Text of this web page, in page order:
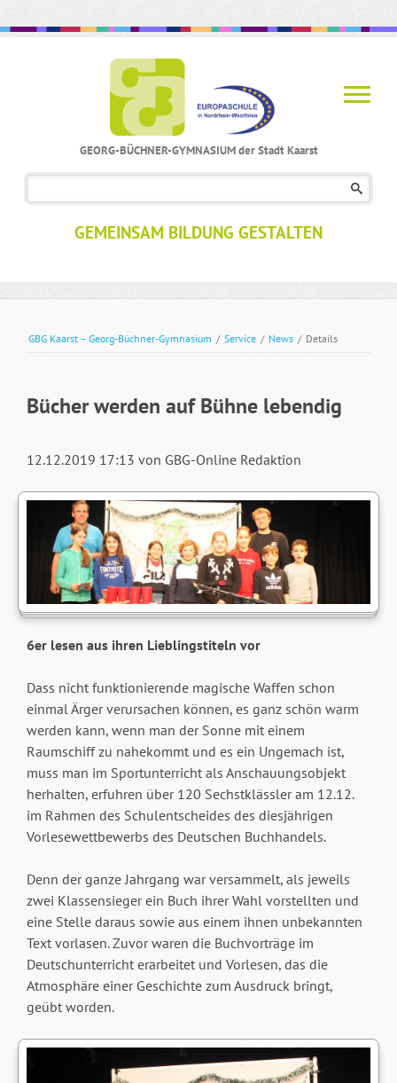
GEORG-BÜCHNER-GYMNASIUM der Stadt Kaarst
GEMEINSAM BILDUNG GESTALTEN
GBG Kaarst – Georg-Büchner-Gymnasium / Service / News / Details
Bücher werden auf Bühne lebendig
12.12.2019 17:13 von GBG-Online Redaktion
6er lesen aus ihren Lieblingstiteln vor
Dass nicht funktionierende magische Waffen schon
einmal Ärger verursachen können, es ganz schön warm
werden kann, wenn man der Sonne mit einem
Raumschiff zu nahekommt und es ein Ungemach ist,
muss man im Sportunterricht als Anschauungsobjekt
herhalten, erfuhren über 120 Sechstklässler am 12.12.
im Rahmen des Schulentscheides des diesjährigen
Vorlesewettbewerbs des Deutschen Buchhandels.
Denn der ganze Jahrgang war versammelt, als jeweils
zwei Klassensieger ein Buch ihrer Wahl vorstellten und
eine Stelle daraus sowie aus einem ihnen unbekannten
Text vorlasen. Zuvor waren die Buchvorträge im
Deutschunterricht erarbeitet und Vorlesen, das die
Atmosphäre einer Geschichte zum Ausdruck bringt,
geübt worden.